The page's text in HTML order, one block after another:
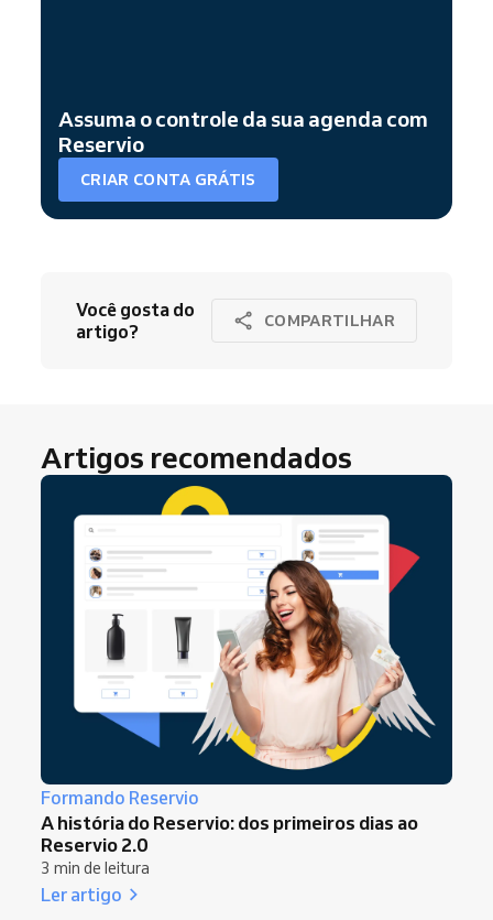
Assuma o controle da sua agenda com
Reservio
CRIAR CONTA GRÁTIS
Você gosta do
artigo?
COMPARTILHAR
Artigos recomendados
Formando Reservio
A história do Reservio: dos primeiros dias ao
Reservio 2.0
3 min de leitura
Ler artigo